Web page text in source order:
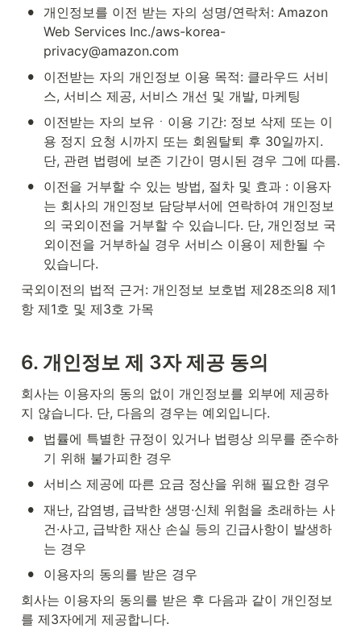
•
개인정보를 이전 받는 자의 성명/연락처: Amazon
Web Services Inc./aws-korea-
privacy@amazon.com
•
이전받는 자의 개인정보 이용 목적: 클라우드 서비
스, 서비스 제공, 서비스 개선 및 개발, 마케팅
•
이전받는 자의 보유ㆍ이용 기간: 정보 삭제 또는 이
용 정지 요청 시까지 또는 회원탈퇴 후 30일까지.
단, 관련 법령에 보존 기간이 명시된 경우 그에 따름.
•
이전을 거부할 수 있는 방법, 절차 및 효과 : 이용자
는 회사의 개인정보 담당부서에 연락하여 개인정보
의 국외이전을 거부할 수 있습니다. 단, 개인정보 국
외이전을 거부하실 경우 서비스 이용이 제한될 수
있습니다.
국외이전의 법적 근거: 개인정보 보호법 제28조의8 제1
항 제1호 및 제3호 가목
6. 개인정보 제 3자 제공 동의
회사는 이용자의 동의 없이 개인정보를 외부에 제공하
지 않습니다. 단, 다음의 경우는 예외입니다.
•
법률에 특별한 규정이 있거나 법령상 의무를 준수하
기 위해 불가피한 경우
• 서비스 제공에 따른 요금 정산을 위해 필요한 경우
• 재난, 감염병, 급박한 생명∙신체 위험을 초래하는 사
건∙사고, 급박한 재산 손실 등의 긴급사항이 발생하
는 경우
•
이용자의 동의를 받은 경우
회사는 이용자의 동의를 받은 후 다음과 같이 개인정보
를 제3자에게 제공합니다.